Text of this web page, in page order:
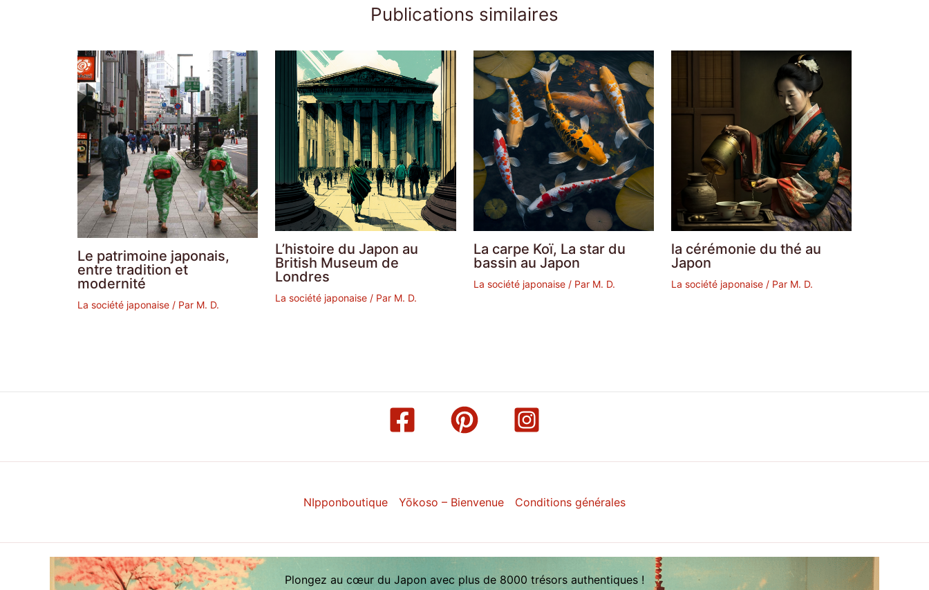
Publications similaires
Le patrimoine japonais,
entre tradition et
modernité
La société japonaise / Par M. D.
L’histoire du Japon au
British Museum de
Londres
La société japonaise / Par M. D.
La carpe Koï, La star du
bassin au Japon
La société japonaise/ Par M. D.
la cérémonie du thé au
Japon
La société japonaise/ Par M. D.
NIpponboutique Yōkoso – Bienvenue Conditions générales
Plongez au cœur du Japon avec plus de 8000 trésors authentiques !